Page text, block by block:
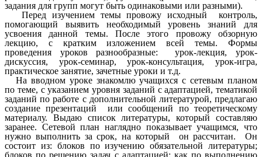
задания для групп могут быть одинаковыми или разными).
Перед изучением темы провожу исходный контроль,
помогающий выявить необходимый уровень знаний для
усвоения данной темы. После этого провожу обзорную
лекцию, с кратким изложением всей темы. Формы
проведения уроков разнообразные: урок-лекция, урок-
дискуссия, урок-семинар, урок-консультация, урок-игра,
практическое занятие, зачетные уроки и т.д.
На вводном уроке знакомлю учащихся с сетевым планом
по теме, с указанием уровня заданий с адаптацией, тематикой
заданий по работе с дополнительной литературой, предлагаю
создание презентаций или сообщений по теоретическому
материалу. Выдаю список литературы, который составляю
заранее. Сетевой план наглядно показывает учащимся, что
нужно выполнить за срок, на который он рассчитан. Он
состоит из: блоков по изучению обязательной литературы;
блоков по решению задач с адаптацией: как по выполнению